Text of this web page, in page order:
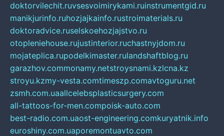
doktorvilechit.ruvsesvoimirykami.ruinstrumentgid.ru
manikjurinfo.ruhozjajkainfo.rustroimaterials.ru
doktoradvice.ruselskoehozjajstvo.ru
otopleniehouse.rujustinterior.ruchastnyjdom.ru
mojateplica.rupodelkimaster.rulandshaftblog.ru
garazhov.commonamy.netstroysnami.kzlcna.kz
stroyu.kzmy-vesta.comtimeszp.comavtoguru.net
zsmh.com.uaallcelebsplasticsurgery.com
all-tattoos-for-men.compoisk-auto.com
best-radio.com.uaost-engineering.comkuryatnik.info
euroshiny.com.uaporemontuavto.com